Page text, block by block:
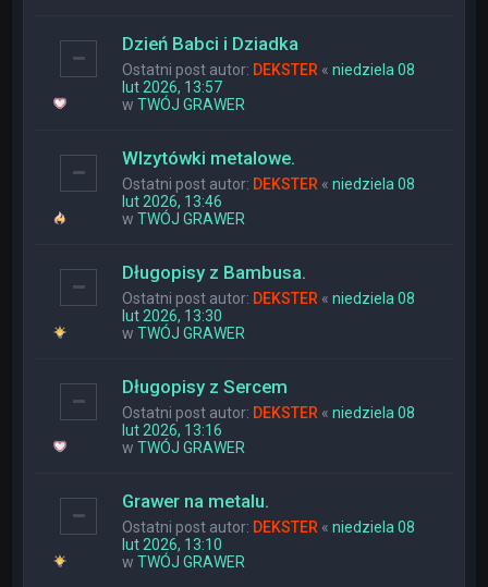
Dzień Babci i Dziadka
Ostatni post autor: DEKSTER «niedziela 08
lut 2026, 13:57
wTWÓJ GRAWER
WIzytówki metalowe.
Ostatni post autor: DEKSTER «niedziela 08
lut 2026, 13:46
wTWÓJ GRAWER
Długopisy z Bambusa.
Ostatni post autor: DEKSTER «niedziela 08
lut 2026, 13:30
wTWÓJ GRAWER
Długopisy z Sercem
Ostatni post autor: DEKSTER «niedziela 08
lut 2026, 13:16
wTWÓJ GRAWER
Grawer na metalu.
Ostatni post autor: DEKSTER «niedziela 08
lut 2026, 13:10
wTWÓJ GRAWER